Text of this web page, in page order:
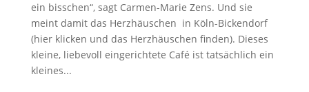
ein bisschen“, sagt Carmen-Marie Zens. Und sie
meint damit das Herzhäuschen in Köln-Bickendorf
(hier klicken und das Herzhäuschen finden). Dieses
kleine, liebevoll eingerichtete Café ist tatsächlich ein
kleines...